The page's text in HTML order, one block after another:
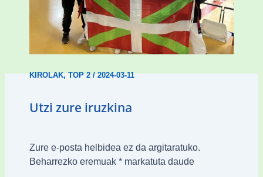
Wadokan garaile Espainiako txapelketan
14 dominarekin
KIROLAK,TOP 2/2024-03-11
Utzi zure iruzkina
Zure e-posta helbidea ez da argitaratuko.
Beharrezko eremuak *markatuta daude